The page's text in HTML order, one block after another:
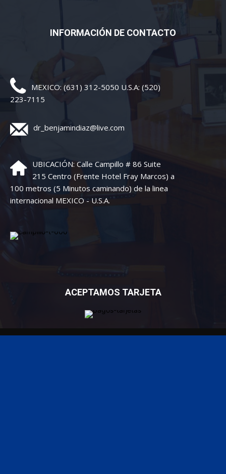
INFORMACIÓN DE CONTACTO
MEXICO: (631) 312-5050 U.S.A: (520)
223-7115
dr_benjamindiaz@live.com
UBICACIÓN: Calle Campillo # 86 Suite
215 Centro (Frente Hotel Fray Marcos) a
100 metros (5 Minutos caminando) de la linea
internacional MEXICO - U.S.A.
ACEPTAMOS TARJETA